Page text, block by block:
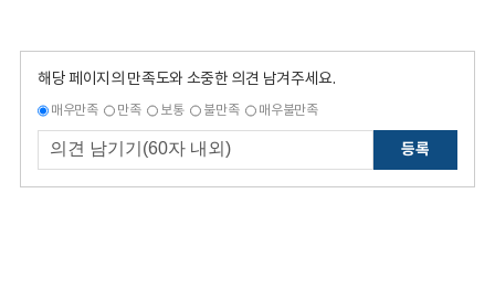
해당 페이지의 만족도와 소중한 의견 남겨주세요.
매우만족 만족 보통 불만족 매우불만족
등록